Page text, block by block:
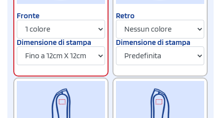
Fronte
Dimensione di stampa
Retro
Dimensione di stampa